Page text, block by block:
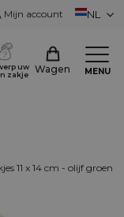
Mijn account NL
uw
zakje
Wagen MENU
11 x 14 cm - olijf groen